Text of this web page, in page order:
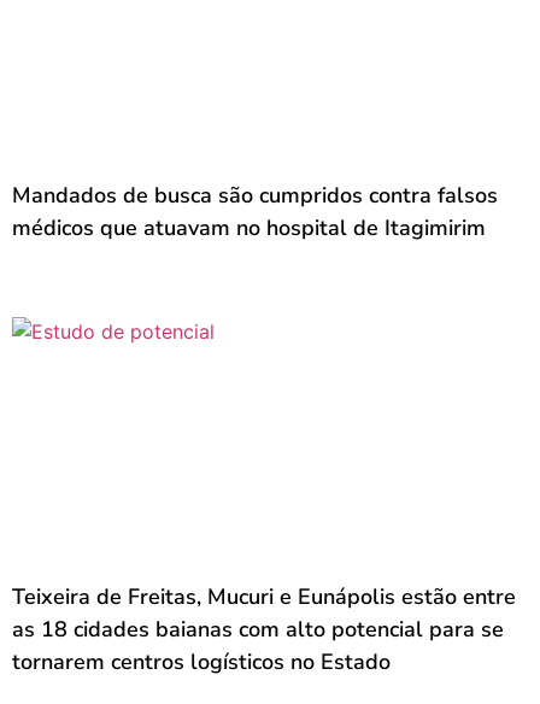
Mandados de busca são cumpridos contra falsos
médicos que atuavam no hospital de Itagimirim
Teixeira de Freitas, Mucuri e Eunápolis estão entre
as 18 cidades baianas com alto potencial para se
tornarem centros logísticos no Estado